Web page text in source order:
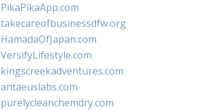
PikaPikaApp.com
takecareofbusinessdfw.org
HamadaOfJapan.com
VersifyLifestyle.com
kingscreekadventures.com
antaeuslabs.com
purelycleanchemdry.com